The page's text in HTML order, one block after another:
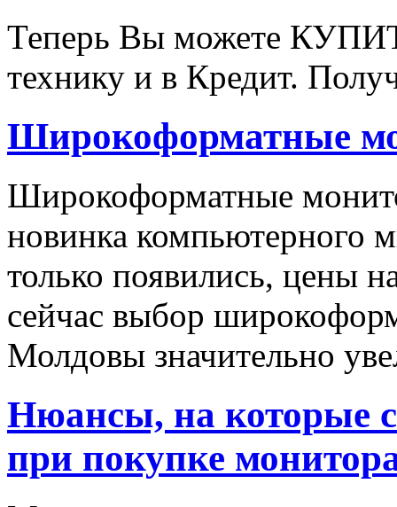
Теперь Вы можете
технику и в Кредит.
Широкоформатные
Широкоформатные
новинка компьютерного
только появились, цены
сейчас выбор
Молдовы значительно
Нюансы, на которые
при покупке